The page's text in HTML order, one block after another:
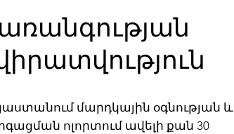
մարդկային օգնության և
ոլորտում ավելի քան 30